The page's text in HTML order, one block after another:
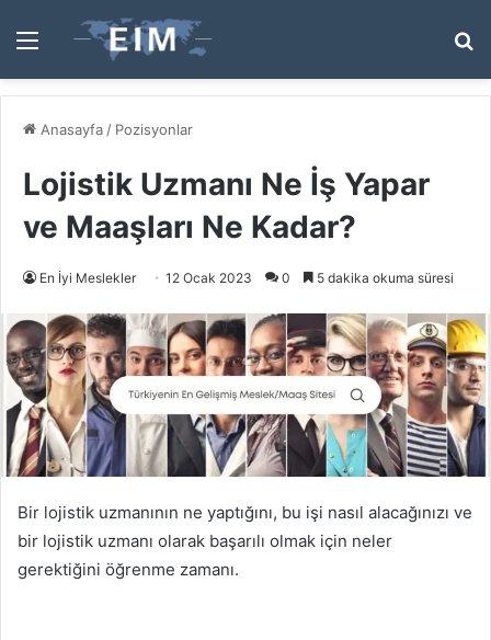
Menü
...
Anasayfa / Pozisyonlar
Lojistik Uzmanı Ne İş Yapar
ve Maaşları Ne Kadar?
En İyi Meslekler 12 Ocak 2023 0 5 dakika okuma süresi
Bir lojistik uzmanının ne yaptığını, bu işi nasıl alacağınızı ve
bir lojistik uzmanı olarak başarılı olmak için neler
gerektiğini öğrenme zamanı.